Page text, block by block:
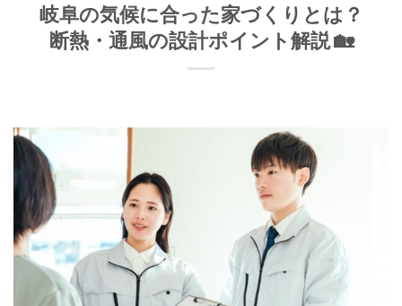
岐阜の気候に合った家づくりとは？
断熱・通風の設計ポイント解説 🏡